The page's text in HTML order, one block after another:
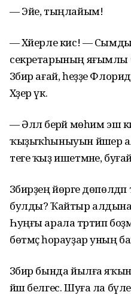
— Эйе, тыңлайым!
— Хәйерле кис! —
секретарының
Зәбир ағай, һеҙҙе
Хәҙер үк.
— Әллә берәй мөһим эш
ҡыҙыҡһыныуын йәшерә
теге ҡыҙ ишетмәне,
Зәбирҙең йөрәге
булды? Ҡайтыр
Һуңғы арала тәртип
бөтмәҫ һорауҙар уның
Зәбир бында йылға
йәш белгес. Шуға ла